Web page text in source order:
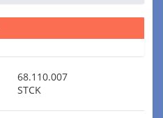
68.110.007
STCK